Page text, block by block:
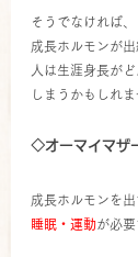
そうでなければ、
成長ホルモンが出
人は生涯身長が
しまうかもしれま
◇オーマイマザ
成長ホルモンを出
睡眠・運動が必要